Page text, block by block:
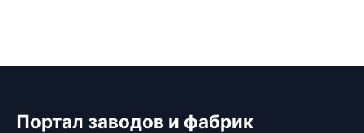
Портал заводов и фабрик